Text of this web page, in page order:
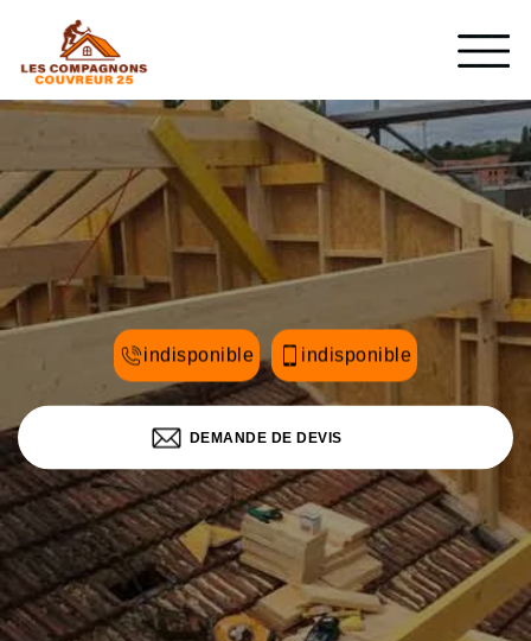
indisponible indisponible
DEMANDE DE DEVIS